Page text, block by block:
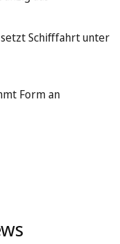
Schifffahrt unter
Form an